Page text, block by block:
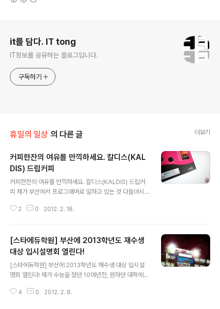
it를 담다. IT tong
IT정보를 공유하는 블로그입니다.
구독하기
휴일의 일상 의 다른 글 더보기
커피한잔의 여유를 만끽하세요. 칼디스(KAL
DIS) 드립커피
커피한잔의 여유를 만끽하세요. 칼디스(KALDIS) 드립커
피 제가 부산에서 프로그래머로 일하고 있는 것 다들아시
상하게 커피가 생각나곤합니다. 하루에만 커피믹스를 최소
피샵에서 칼디스 드립커피를 구매했습니다. 애피샵에서는
5가지의 휴대용 드립커피를 4500원에 판매하고 있는데,
저의 경우 프리미엄 블랜드와 유로피언 블랜드를 구매했습
니다. 쿠폰까지 적용하니 3600원에 구매가 가능하네요.
칼디스 원두커피는 한세트당 5팩이 들어있습니다. 3600
원에 5팩이면 개당 700원이 안되는 가격으로 저렴합니다.
2 0 2012. 2. 18.
[스타에듀학원] 부산에 2013학년도 재수생
대상 입시설명회 열린다!
[스타에듀학원] 부산에 2013학년도 재수생 대상 입시설
명회 열린다! 제가 수능을 쳤던 10여년전, 원하던 대학에
에는 제대로된 인프라를 갖춘 학원이 거의 없었기 때문에
4 0 2012. 2. 8.